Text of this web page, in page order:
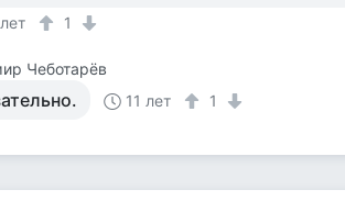
1
Чеботарёв
11 лет 1